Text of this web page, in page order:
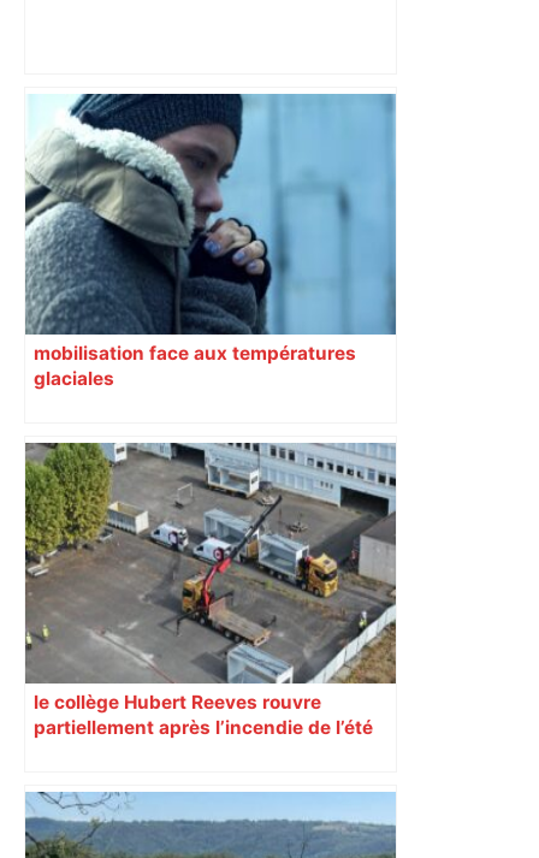
L1 : Toulouse 1-0 Lyon (mi-tps) –
Maxifoot
mobilisation face aux températures
glaciales
le collège Hubert Reeves rouvre
partiellement après l’incendie de l’été